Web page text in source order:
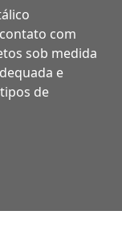
com
sob medida
e
de